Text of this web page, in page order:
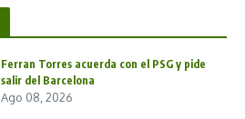
Ferran Torres acuerda con el PSG y pide
salir del Barcelona
Ago 08, 2026